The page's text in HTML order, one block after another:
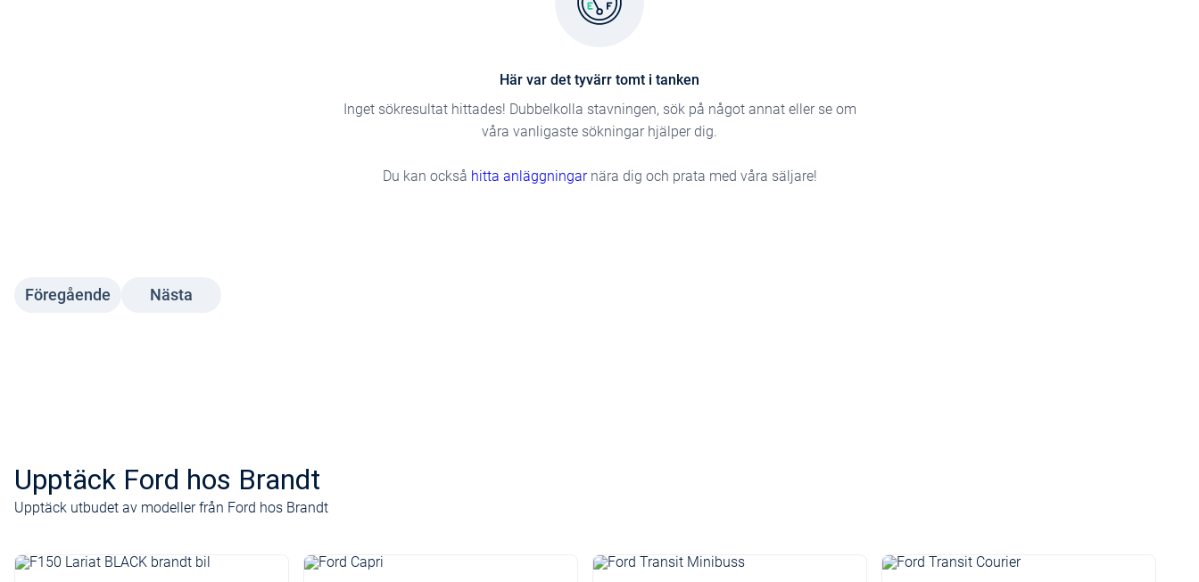
Här var det tyvärr tomt i tanken
Inget sökresultat hittades! Dubbelkolla stavningen, sök på något annat eller se om
våra vanligaste sökningar hjälper dig.
Du kan också hitta anläggningarnära dig och prata med våra säljare!
Föregående Nästa
Upptäck Ford hos Brandt
Upptäck utbudet av modeller från Ford hos Brandt